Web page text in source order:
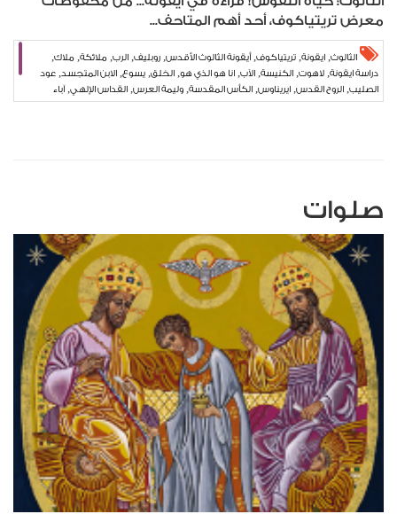
معرض تريتياكوف، أحد أهم المتاحف...
الثالوث, ايقونة, تريتياكوف,أيقونة الثالوث الأقدس, روبليف, الرب, ملائكة, ملاك,
دراسة ايقونة, لاهوت, الكنيسة, الآب, انا هو الذي هو, الخلق, يسوع, الابن المتجسد, عود
الصليب, الروح القدس, ايريناوس, الكأس المقدسة, وليمة العرس, القداس الإلهي,آباء
,
,
صلوات